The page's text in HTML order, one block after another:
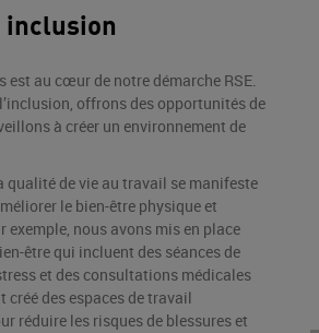
inclusion
est au cœur de notre démarche RSE.
offrons des opportunités de
à créer un environnement de
qualité de vie au travail se manifeste
le bien-être physique et
nous avons mis en place
être qui incluent des séances de
et des consultations médicales
créé des espaces de travail
réduire les risques de blessures et